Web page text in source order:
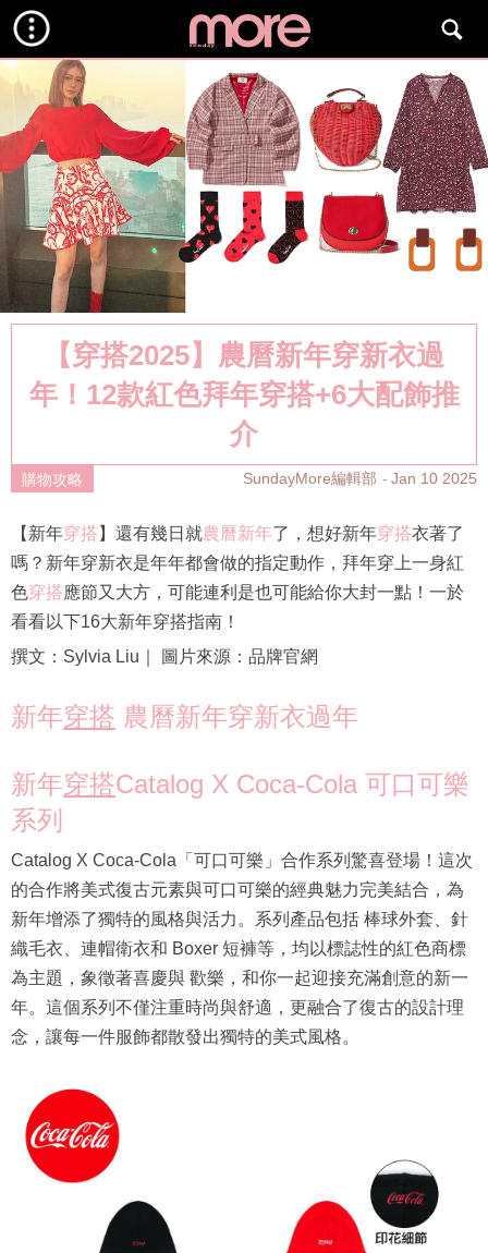
【穿搭2025】農曆新年穿新衣過
年！12款紅色拜年穿搭+6大配飾推
介
購物攻略 SundayMore編輯部 Jan 10 2025
【新年穿搭 】還有幾日就農曆新年了，想好新年穿搭衣著了
嗎？新年穿新衣是年年都會做的指定動作，拜年穿上一身紅
色穿搭應節又大方，可能連利是也可能給你大封一點！一於
看看以下16大新年穿搭指南！
撰文：Sylvia Liu｜ 圖片來源：品牌官網
新年穿搭 農曆新年穿新衣過年
新年穿搭Catalog X Coca-Cola 可口可樂
系列
Catalog X Coca-Cola「可口可樂」合作系列驚喜登場！這次
的合作將美式復古元素與可口可樂的經典魅力完美結合，為
新年增添了獨特的風格與活力。系列產品包括 棒球外套、針
織毛衣、連帽衛衣和 Boxer 短褲等，均以標誌性的紅色商標
為主題，象徵著喜慶與 歡樂，和你一起迎接充滿創意的新一
年。這個系列不僅注重時尚與舒適，更融合了復古的設計理
念，讓每一件服飾都散發出獨特的美式風格。